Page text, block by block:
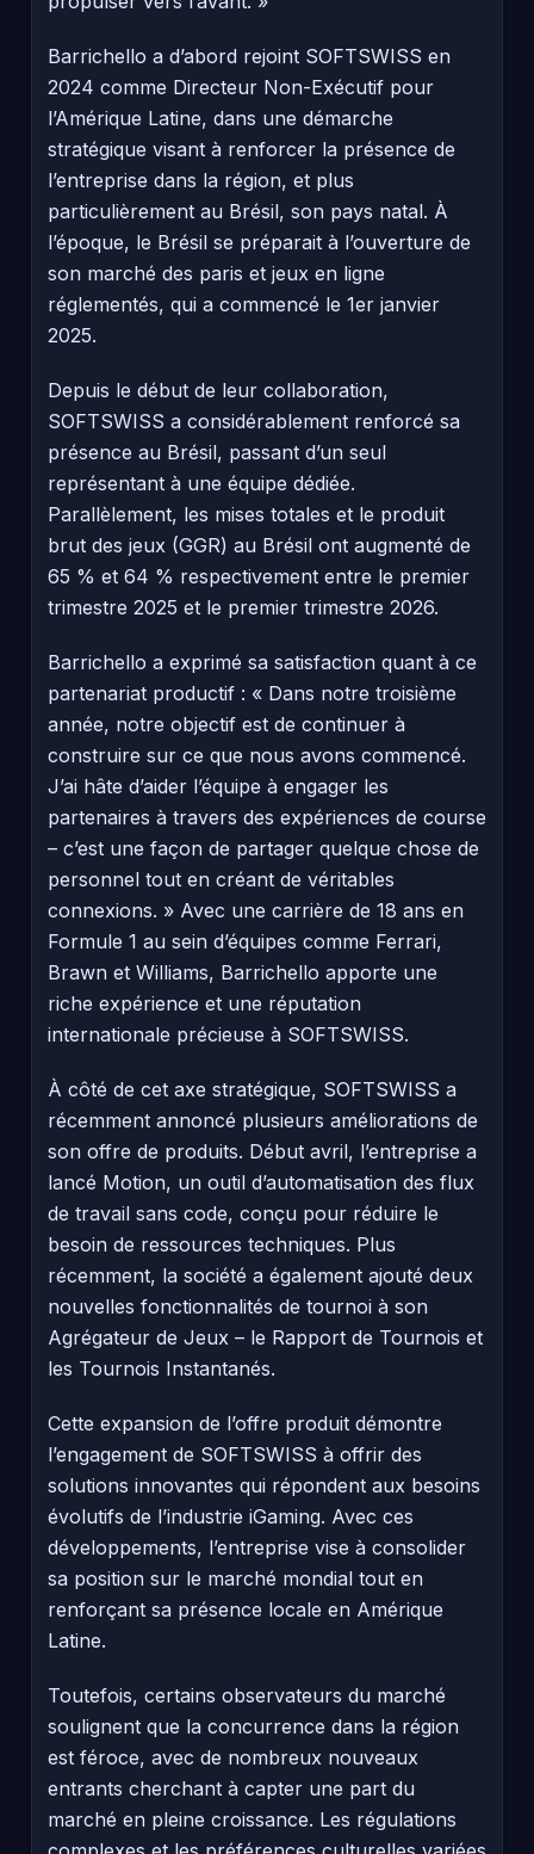
Barrichello a d’abord rejoint SOFTSWISS en
2024 comme Directeur Non-Exécutif pour
l’Amérique Latine, dans une démarche
stratégique visant à renforcer la présence de
l’entreprise dans la région, et plus
particulièrement au Brésil, son pays natal. À
l’époque, le Brésil se préparait à l’ouverture de
son marché des paris et jeux en ligne
réglementés, qui a commencé le 1er janvier
2025.
Depuis le début de leur collaboration,
SOFTSWISS a considérablement renforcé sa
présence au Brésil, passant d’un seul
représentant à une équipe dédiée.
Parallèlement, les mises totales et le produit
brut des jeux (GGR) au Brésil ont augmenté de
65 % et 64 % respectivement entre le premier
trimestre 2025 et le premier trimestre 2026.
Barrichello a exprimé sa satisfaction quant à ce
partenariat productif : « Dans notre troisième
année, notre objectif est de continuer à
construire sur ce que nous avons commencé.
J’ai hâte d’aider l’équipe à engager les
partenaires à travers des expériences de course
– c’est une façon de partager quelque chose de
personnel tout en créant de véritables
connexions. » Avec une carrière de 18 ans en
Formule 1 au sein d’équipes comme Ferrari,
Brawn et Williams, Barrichello apporte une
riche expérience et une réputation
internationale précieuse à SOFTSWISS.
À côté de cet axe stratégique, SOFTSWISS a
récemment annoncé plusieurs améliorations de
son offre de produits. Début avril, l’entreprise a
lancé Motion, un outil d’automatisation des flux
de travail sans code, conçu pour réduire le
besoin de ressources techniques. Plus
récemment, la société a également ajouté deux
nouvelles fonctionnalités de tournoi à son
Agrégateur de Jeux – le Rapport de Tournois et
les Tournois Instantanés.
Cette expansion de l’offre produit démontre
l’engagement de SOFTSWISS à offrir des
solutions innovantes qui répondent aux besoins
évolutifs de l’industrie iGaming. Avec ces
développements, l’entreprise vise à consolider
sa position sur le marché mondial tout en
renforçant sa présence locale en Amérique
Latine.
Toutefois, certains observateurs du marché
soulignent que la concurrence dans la région
est féroce, avec de nombreux nouveaux
entrants cherchant à capter une part du
marché en pleine croissance. Les régulations